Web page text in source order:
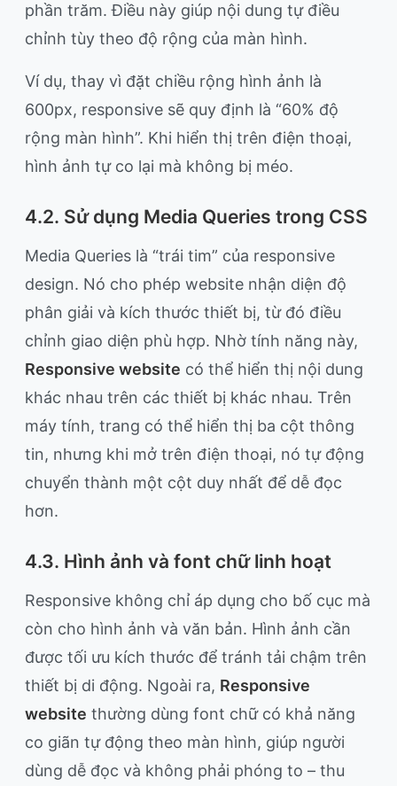
phần trăm. Điều này giúp nội dung tự điều
chỉnh tùy theo độ rộng của màn hình.
Ví dụ, thay vì đặt chiều rộng hình ảnh là
600px, responsive sẽ quy định là “60% độ
rộng màn hình”. Khi hiển thị trên điện thoại,
hình ảnh tự co lại mà không bị méo.
4.2. Sử dụng Media Queries trong CSS
Media Queries là “trái tim” của responsive
design. Nó cho phép website nhận diện độ
phân giải và kích thước thiết bị, từ đó điều
chỉnh giao diện phù hợp. Nhờ tính năng này,
Responsive website có thể hiển thị nội dung
khác nhau trên các thiết bị khác nhau. Trên
máy tính, trang có thể hiển thị ba cột thông
tin, nhưng khi mở trên điện thoại, nó tự động
chuyển thành một cột duy nhất để dễ đọc
hơn.
4.3. Hình ảnh và font chữ linh hoạt
Responsive không chỉ áp dụng cho bố cục mà
còn cho hình ảnh và văn bản. Hình ảnh cần
được tối ưu kích thước để tránh tải chậm trên
thiết bị di động. Ngoài ra, Responsive
website thường dùng font chữ có khả năng
co giãn tự động theo màn hình, giúp người
dùng dễ đọc và không phải phóng to – thu